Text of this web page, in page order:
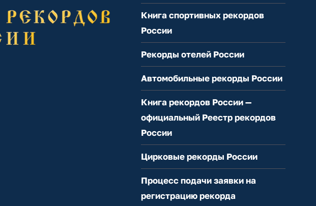
Книга спортивных рекордов
России
Рекорды отелей России
Автомобильные рекорды России
Книга рекордов России —
официальный Реестр рекордов
России
Цирковые рекорды России
Процесс подачи заявки на
регистрацию рекорда